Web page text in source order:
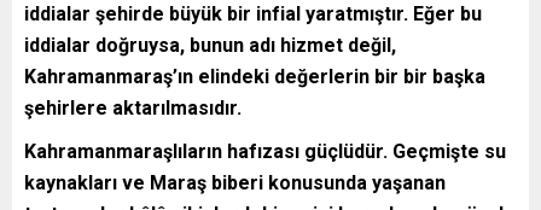
iddialar şehirde büyük bir infial yaratmıştır. Eğer bu
iddialar doğruysa, bunun adı hizmet değil,
Kahramanmaraş’ın elindeki değerlerin bir bir başka
şehirlere aktarılmasıdır.
Kahramanmaraşlıların hafızası güçlüdür. Geçmişte su
kaynakları ve Maraş biberi konusunda yaşanan